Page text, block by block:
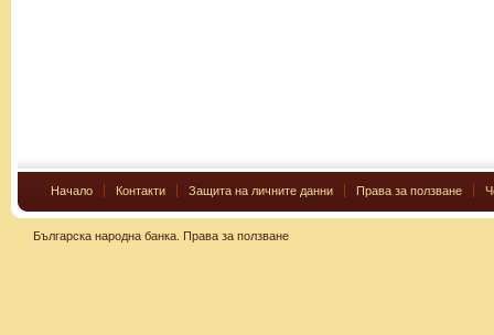
Начало Контакти Защита на личните данни Права за ползване
Българска народна банка. Права за ползване